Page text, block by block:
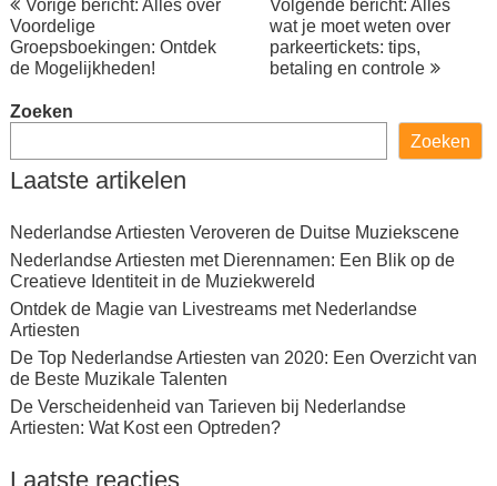
Vorige bericht: Alles over
Voordelige
Groepsboekingen: Ontdek
de Mogelijkheden!
Volgende bericht: Alles
wat je moet weten over
parkeertickets: tips,
betaling en controle
Zoeken
Zoeken
Laatste artikelen
Nederlandse Artiesten Veroveren de Duitse Muziekscene
Nederlandse Artiesten met Dierennamen: Een Blik op de
Creatieve Identiteit in de Muziekwereld
Ontdek de Magie van Livestreams met Nederlandse
Artiesten
De Top Nederlandse Artiesten van 2020: Een Overzicht van
de Beste Muzikale Talenten
De Verscheidenheid van Tarieven bij Nederlandse
Artiesten: Wat Kost een Optreden?
Laatste reacties